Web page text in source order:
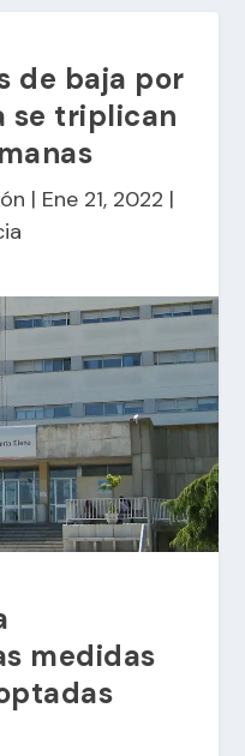
de baja por
se triplican
| Ene 21, 2022 |
medidas